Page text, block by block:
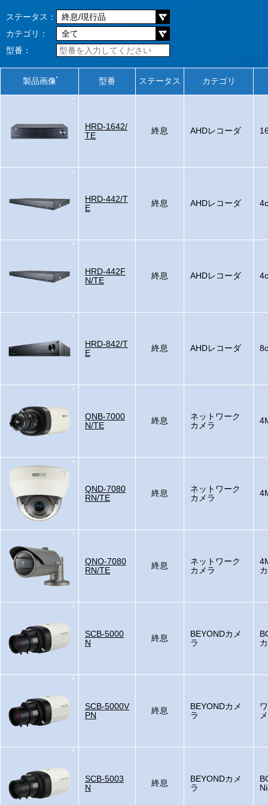
ステータス：
カテゴリ：
型番：
製品画像 型番 ステータス カテゴリ
HRD-1642/
TE
終息 AHDレコーダ
HRD-442/T
E
終息 AHDレコーダ
HRD-442F
N/TE
終息 AHDレコーダ
HRD-842/T
E
終息 AHDレコーダ
QNB-7000
N/TE
終息
ネットワーク
カメラ
QND-7080
RN/TE
終息
ネットワーク
カメラ
QNO-7080
RN/TE
終息
ネットワーク
カメラ
SCB-5000
N
終息
BEYONDカメ
ラ
SCB-5000V
PN
終息
BEYONDカメ
ラ
SCB-5003
N
終息
BEYONDカメ
ラ